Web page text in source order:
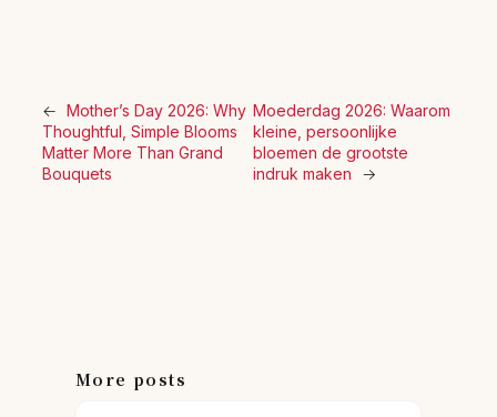
← Mother’s Day 2026: Why
Thoughtful, Simple Blooms
Matter More Than Grand
Bouquets
Moederdag 2026: Waarom
kleine, persoonlijke
bloemen de grootste
indruk maken
→
More posts